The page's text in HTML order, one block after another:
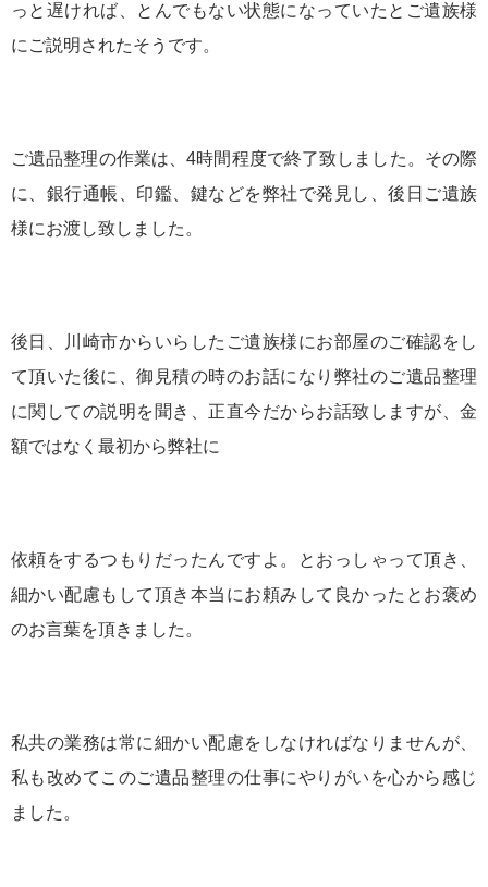
っと遅ければ、とんでもない状態になっていたとご遺族様
にご説明されたそうです。
ご遺品整理の作業は、4時間程度で終了致しました。その際
に、銀行通帳、印鑑、鍵などを弊社で発見し、後日ご遺族
様にお渡し致しました。
後日、川崎市からいらしたご遺族様にお部屋のご確認をし
て頂いた後に、御見積の時のお話になり弊社のご遺品整理
に関しての説明を聞き、正直今だからお話致しますが、金
額ではなく最初から弊社に
依頼をするつもりだったんですよ。とおっしゃって頂き、
細かい配慮もして頂き本当にお頼みして良かったとお褒め
のお言葉を頂きました。
私共の業務は常に細かい配慮をしなければなりませんが、
私も改めてこのご遺品整理の仕事にやりがいを心から感じ
ました。